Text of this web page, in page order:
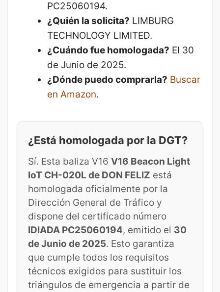
PC25060194.
¿Quién la solicita? LIMBURG
TECHNOLOGY LIMITED.
¿Cuándo fue homologada? El 30
de Junio de 2025.
¿Dónde puedo comprarla? Buscar
en Amazon.
¿Está homologada por la DGT?
Sí. Esta baliza V16 V16 Beacon Light
IoT CH-020L de DON FELIZ está
homologada oficialmente por la
Dirección General de Tráfico y
dispone del certificado número
IDIADA PC25060194, emitido el 30
de Junio de 2025. Esto garantiza
que cumple todos los requisitos
técnicos exigidos para sustituir los
triángulos de emergencia a partir de